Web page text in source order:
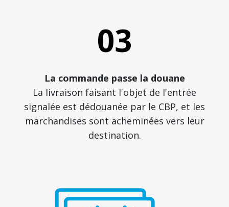
03
La commande passe la douane
La livraison faisant l'objet de l'entrée
signalée est dédouanée par le CBP, et les
marchandises sont acheminées vers leur
destination.